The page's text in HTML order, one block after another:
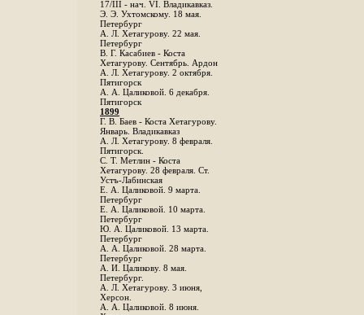
17/III - нач. VI. Владикавказ.
Э. Э. Ухтомскому. 18 мая.
Петербург
A. Л. Хетагурову. 22 мая.
Петербург
B. Г. Касабиев - Коста
Хетагурову. Сентябрь. Ардон
А. Л. Хетагурову. 2 октября.
Пятигорск
А. А. Цаликовой. 6 декабря.
Пятигорск
1899
Г. В. Баев - Коста Хетагурову.
Январь. Владикавказ
А. Л. Хетагурову. 8 февраля.
Пятигорск.
С. Т. Метлин - Коста
Хетагурову. 28 февраля. Ст.
Устъ-Лабинская
Е. А. Цаликовой. 9 марта.
Петербург
Е. А. Цаликовой. 10 марта.
Петербург
Ю. А. Цаликовой. 13 марта.
Петербург
А. А. Цаликовой. 28 марта.
Петербург
А. И. Цаликову. 8 мая.
Петербург.
А. Л. Хетагурову. 3 июня,
Херсон.
А. А. Цаликовой. 8 июня.